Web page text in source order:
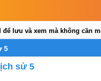
lưu và xem mà không cần
5
sử 5